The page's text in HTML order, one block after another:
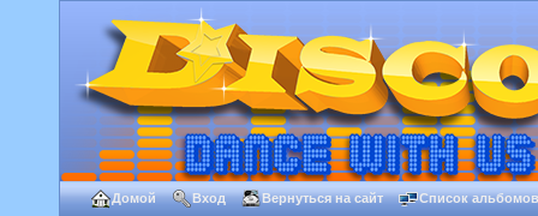
Домой Вход Вернуться на сайт Список альбомов